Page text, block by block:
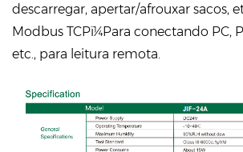
descarregar, apertar/afrouxar sacos,
Modbus TCPï¼Para conectando PC,
etc., para leitura remota.